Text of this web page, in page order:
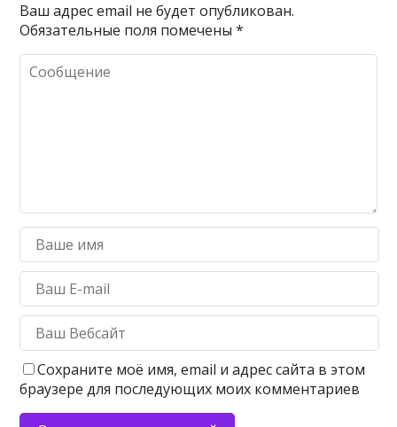
Ваш адрес email не будет опубликован.
Обязательные поля помечены*
Сохраните моё имя, email и адрес сайта в этом
браузере для последующих моих комментариев